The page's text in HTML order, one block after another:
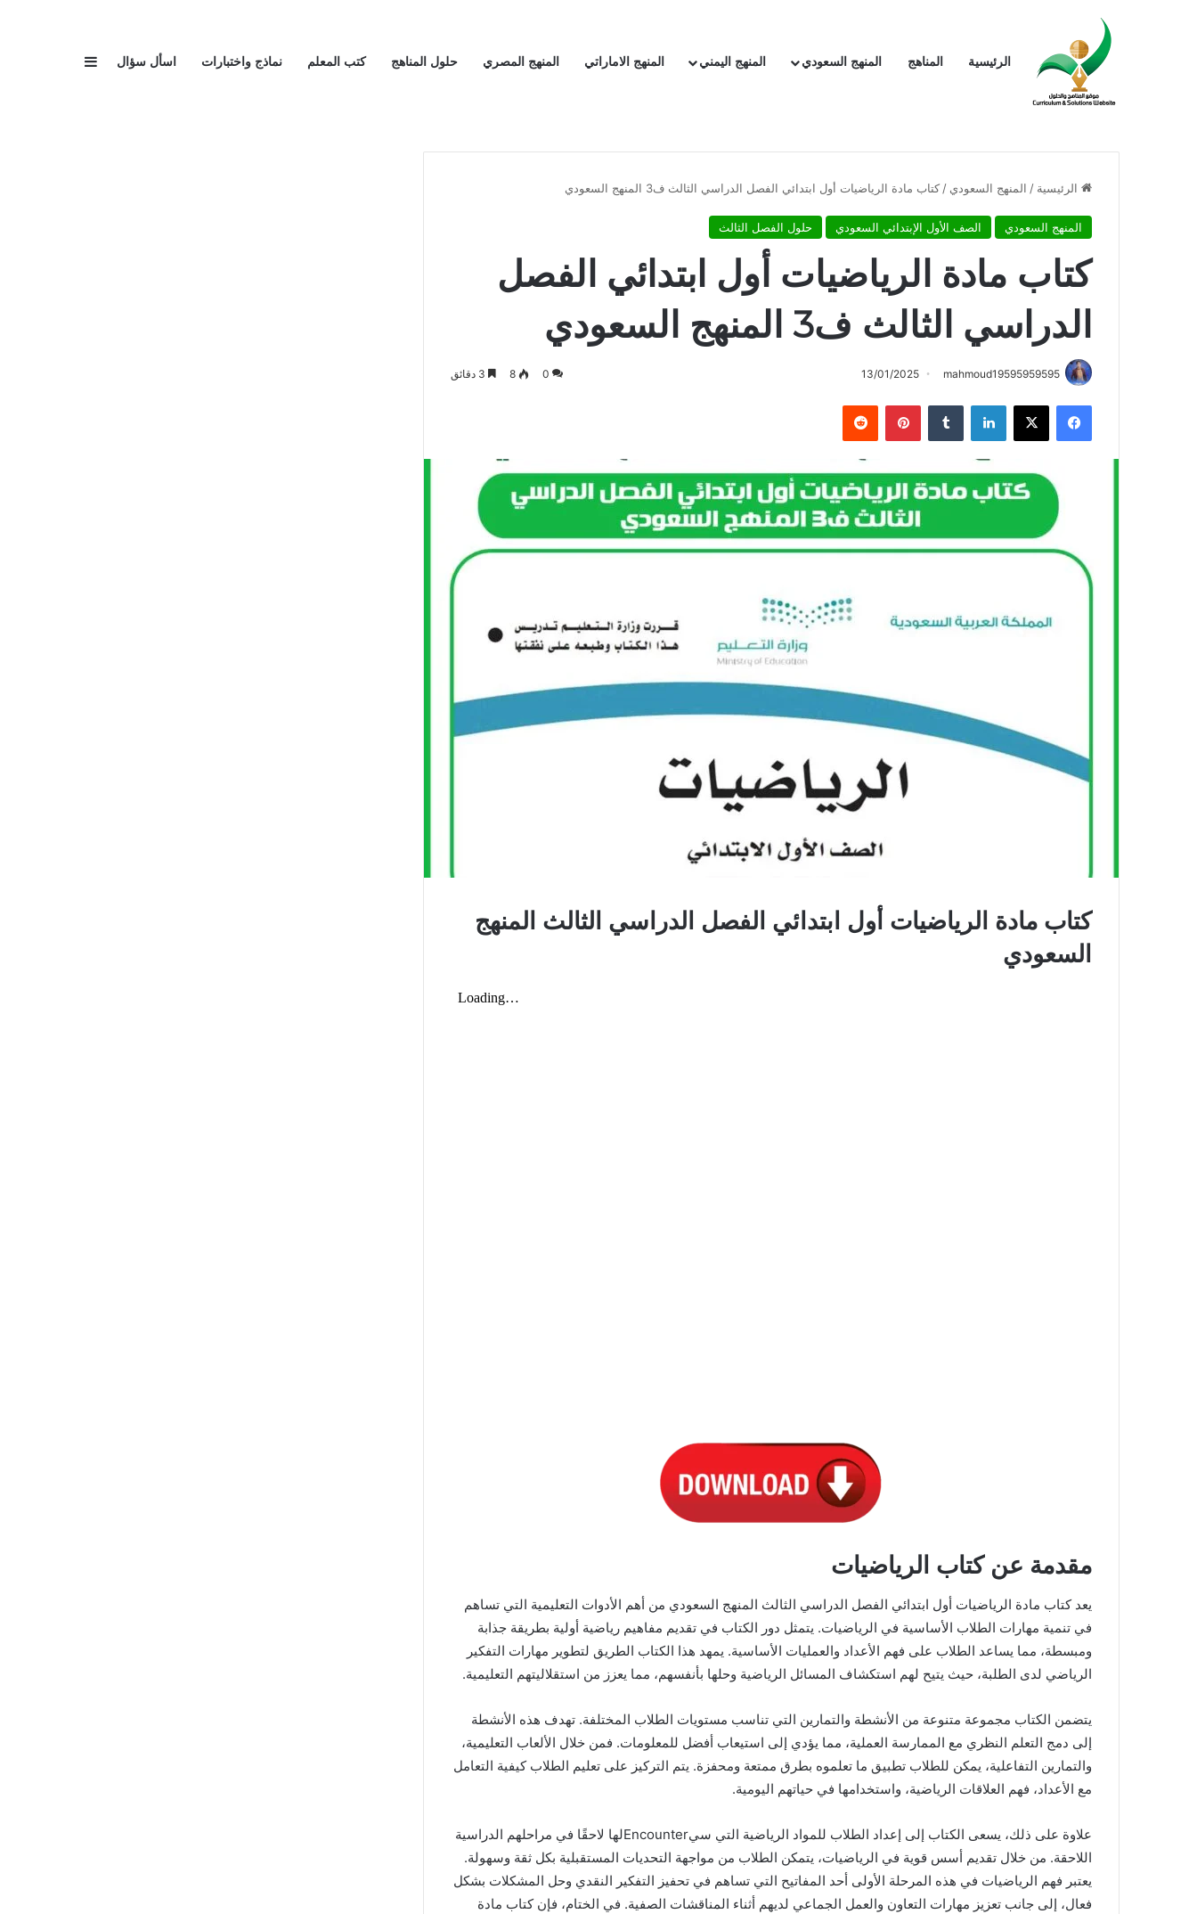
الرئيسية المناهج المنهج السعودي المنهج اليمني المنهج الاماراتي المنهج المصري حلول المناهج كتب المعلم نماذج واختبارات اسأل سؤال إضافة عمود
الرئيسية / المنهج السعودي / كتاب مادة الرياضيات أول ابتدائي الفصل الدراسي الثالث ف3 المنهج السعودي
المنهج السعودي الصف الأول الإبتدائي السعودي حلول الفصل الثالث
كتاب مادة الرياضيات أول ابتدائي الفصل
الدراسي الثالث ف3 المنهج السعودي
mahmoud19595959595
13/01/2025
0
8
فيسبوك X لينكدإن بينتيريست
كتاب مادة الرياضيات أول ابتدائي الفصل الدراسي الثالث المنهج
السعودي
مقدمة عن كتاب الرياضيات
يعد كتاب مادة الرياضيات أول ابتدائي الفصل الدراسي الثالث المنهج السعودي من أهم الأدوات التعليمية التي تساهم
في تنمية مهارات الطلاب الأساسية في الرياضيات. يتمثل دور الكتاب في تقديم مفاهيم رياضية أولية بطريقة جذابة
ومبسطة، مما يساعد الطلاب على فهم الأعداد والعمليات الأساسية. يمهد هذا الكتاب الطريق لتطوير مهارات التفكير
الرياضي لدى الطلبة، حيث يتيح لهم استكشاف المسائل الرياضية وحلها بأنفسهم، مما يعزز من استقلاليتهم التعليمية.
يتضمن الكتاب مجموعة متنوعة من الأنشطة والتمارين التي تناسب مستويات الطلاب المختلفة. تهدف هذه الأنشطة
إلى دمج التعلم النظري مع الممارسة العملية، مما يؤدي إلى استيعاب أفضل للمعلومات. فمن خلال الألعاب التعليمية،
والتمارين التفاعلية، يمكن للطلاب تطبيق ما تعلموه بطرق ممتعة ومحفزة. يتم التركيز على تعليم الطلاب كيفية التعامل
مع الأعداد، فهم العلاقات الرياضية، واستخدامها في حياتهم اليومية.
علاوة على ذلك، يسعى الكتاب إلى إعداد الطلاب للمواد الرياضية التي سيEncounterلها لاحقًا في مراحلهم الدراسية
اللاحقة. من خلال تقديم أسس قوية في الرياضيات، يتمكن الطلاب من مواجهة التحديات المستقبلية بكل ثقة وسهولة.
يعتبر فهم الرياضيات في هذه المرحلة الأولى أحد المفاتيح التي تساهم في تحفيز التفكير النقدي وحل المشكلات بشكل
فعال، إلى جانب تعزيز مهارات التعاون والعمل الجماعي لديهم أثناء المناقشات الصفية. في الختام، فإن كتاب مادة